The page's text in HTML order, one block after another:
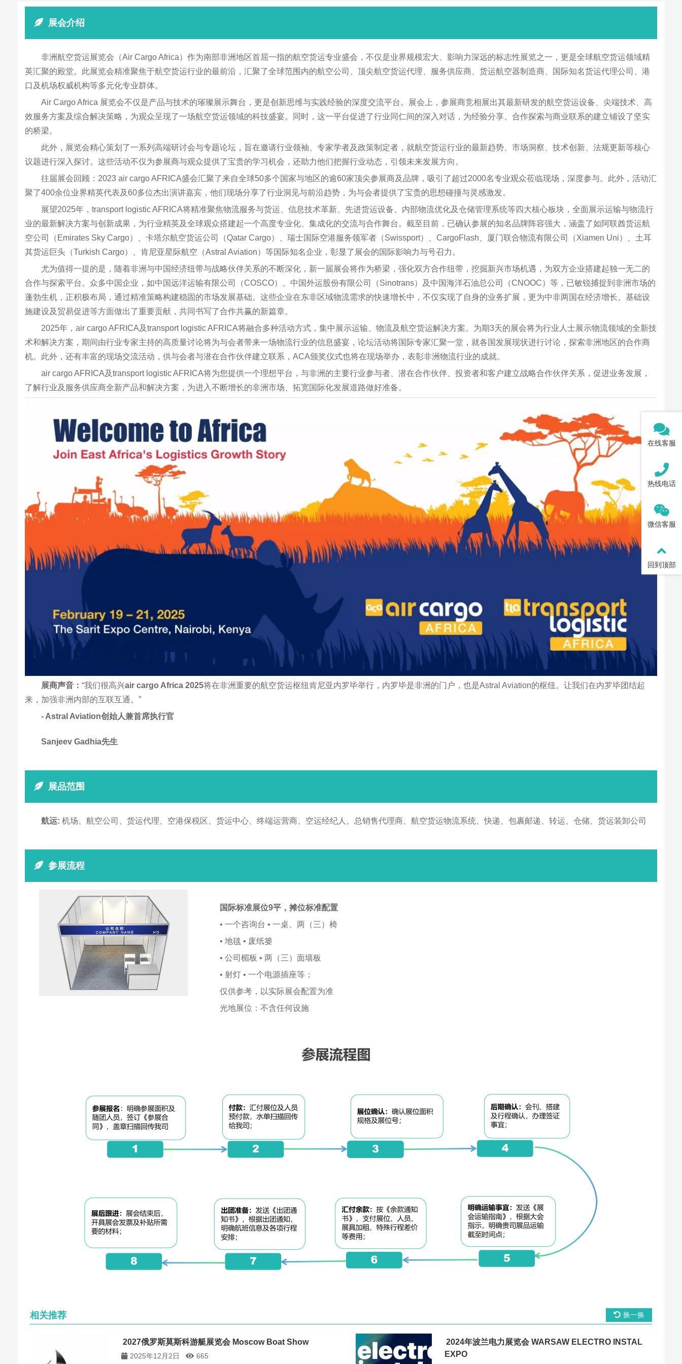
展会介绍
非洲航空货运展览会（Air Cargo Africa）作为南部非洲地区首屈一指的航空货运专业盛会，不仅是业界规模宏大、影响力深远的标志性展览之一，更是全球航空货运领域精
英汇聚的殿堂。此展览会精准聚焦于航空货运行业的最前沿，汇聚了全球范围内的航空公司、顶尖航空货运代理、服务供应商、货运航空器制造商、国际知名货运代理公司、港
口及机场权威机构等多元化专业群体。
Air Cargo Africa 展览会不仅是产品与技术的璀璨展示舞台，更是创新思维与实践经验的深度交流平台。展会上，参展商竞相展出其最新研发的航空货运设备、尖端技术、高
效服务方案及综合解决策略，为观众呈现了一场航空货运领域的科技盛宴。同时，这一平台促进了行业同仁间的深入对话，为经验分享、合作探索与商业联系的建立铺设了坚实
的桥梁。
此外，展览会精心策划了一系列高端研讨会与专题论坛，旨在邀请行业领袖、专家学者及政策制定者，就航空货运行业的最新趋势、市场洞察、技术创新、法规更新等核心
议题进行深入探讨。这些活动不仅为参展商与观众提供了宝贵的学习机会，还助力他们把握行业动态，引领未来发展方向。
往届展会回顾：2023 air cargo AFRICA盛会汇聚了来自全球50多个国家与地区的逾60家顶尖参展商及品牌，吸引了超过2000名专业观众莅临现场，深度参与。此外，活动汇
聚了400余位业界精英代表及60多位杰出演讲嘉宾，他们现场分享了行业洞见与前沿趋势，为与会者提供了宝贵的思想碰撞与灵感激发。
展望2025年，transport logistic AFRICA将精准聚焦物流服务与货运、信息技术革新、先进货运设备、内部物流优化及仓储管理系统等四大核心板块，全面展示运输与物流行
业的最新解决方案与创新成果，为行业精英及全球观众搭建起一个高度专业化、集成化的交流与合作舞台。截至目前，已确认参展的知名品牌阵容强大，涵盖了如阿联酋货运航
空公司（Emirates Sky Cargo）、卡塔尔航空货运公司（Qatar Cargo）、瑞士国际空港服务领军者（Swissport）、CargoFlash、厦门联合物流有限公司（Xiamen Uni）、土耳
其货运巨头（Turkish Cargo）、肯尼亚星际航空（Astral Aviation）等国际知名企业，彰显了展会的国际影响力与号召力。
尤为值得一提的是，随着非洲与中国经济纽带与战略伙伴关系的不断深化，新一届展会将作为桥梁，强化双方合作纽带，挖掘新兴市场机遇，为双方企业搭建起独一无二的
合作与探索平台。众多中国企业，如中国远洋运输有限公司（COSCO）、中国外运股份有限公司（Sinotrans）及中国海洋石油总公司（CNOOC）等，已敏锐捕捉到非洲市场的
蓬勃生机，正积极布局，通过精准策略构建稳固的市场发展基础。这些企业在东非区域物流需求的快速增长中，不仅实现了自身的业务扩展，更为中非两国在经济增长、基础设
施建设及贸易促进等方面做出了重要贡献，共同书写了合作共赢的新篇章。
2025年，air cargo AFRICA及transport logistic AFRICA将融合多种活动方式，集中展示运输、物流及航空货运解决方案。为期3天的展会将为行业人士展示物流领域的全新技
术和解决方案，期间由行业专家主持的高质量讨论将为与会者带来一场物流行业的信息盛宴，论坛活动将国际专家汇聚一堂，就各国发展现状进行讨论，探索非洲地区的合作商
机。此外，还有丰富的现场交流活动，供与会者与潜在合作伙伴建立联系，ACA颁奖仪式也将在现场举办，表彰非洲物流行业的成就。
air cargo AFRICA及transport logistic AFRICA将为您提供一个理想平台，与非洲的主要行业参与者、潜在合作伙伴、投资者和客户建立战略合作伙伴关系，促进业务发展，
了解行业及服务供应商全新产品和解决方案，为进入不断增长的非洲市场、拓宽国际化发展道路做好准备。
展商声音： “我们很高兴air cargo Africa 2025将在非洲重要的航空货运枢纽肯尼亚内罗毕举行，内罗毕是非洲的门户，也是Astral Aviation的枢纽。让我们在内罗毕团结起
来，加强非洲内部的互联互通。”
- Astral Aviation创始人兼首席执行官
Sanjeev Gadhia先生
展品范围
航运: 机场、航空公司、货运代理、空港保税区、货运中心、终端运营商、空运经纪人、总销售代理商、航空货运物流系统、快递、包裹邮递、转运、仓储、货运装卸公司​
参展流程
国际标准展位9平， 摊位标准配置
• 一个咨询台 • 一桌、两（三）椅
• 地毯 • 废纸篓
• 公司楣板 • 两（三）面墙板
• 射灯 • 一个电源插座等；
仅供参考，以实际展会配置为准
光地展位：不含任何设施
相关推荐 换一换
2027俄罗斯莫斯科游艇展览会 Moscow Boat Show
2025年12月2日 665
2024年波兰电力展览会 WARSAW ELECTRO INSTAL
EXPO
在线客服
热线电话
微信客服
回到顶部